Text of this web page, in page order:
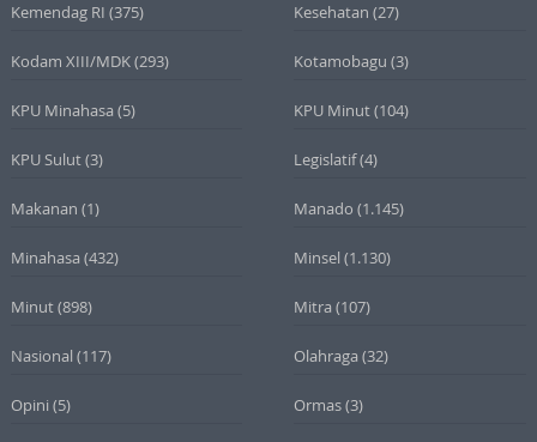
Kemendag RI (375) Kesehatan (27)
Kodam XIII/MDK(293) Kotamobagu (3)
KPU Minahasa (5) KPU Minut(104)
KPU Sulut(3) Legislatif(4)
Makanan (1) Manado (1.145)
Minahasa (432) Minsel (1.130)
Minut(898) Mitra (107)
Nasional (117) Olahraga (32)
Opini (5) Ormas(3)